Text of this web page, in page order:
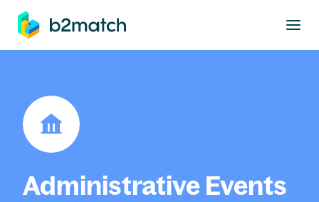
springen
Administrative Events